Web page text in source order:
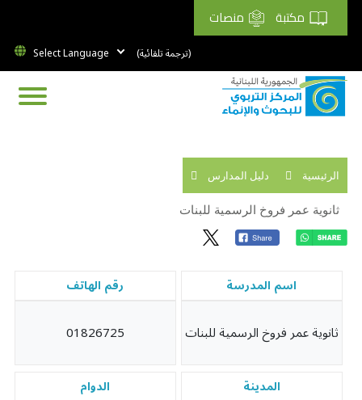
مكتبة منصات
(ترجمة تلقائية)
الرئيسية دليل المدارس
ثانوية عمر فروخ الرسمية للبنات
اسم المدرسة
ثانوية عمر فروخ الرسمية للبنات
رقم الهاتف
01826725
المدينة الدوام